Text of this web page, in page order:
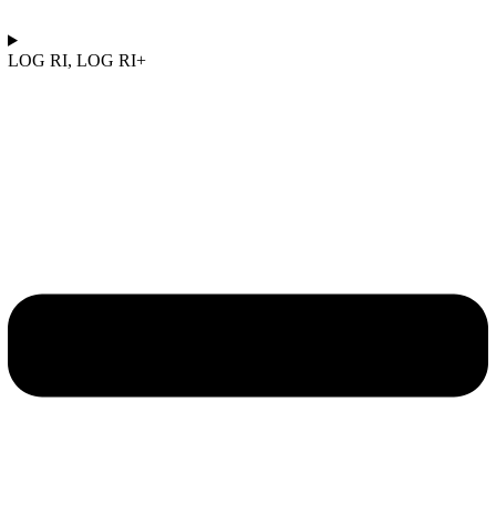
LOG RI, LOG RI+